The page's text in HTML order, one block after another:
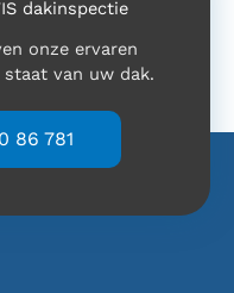
dakinspectie
onze ervaren
van uw dak.
86 781